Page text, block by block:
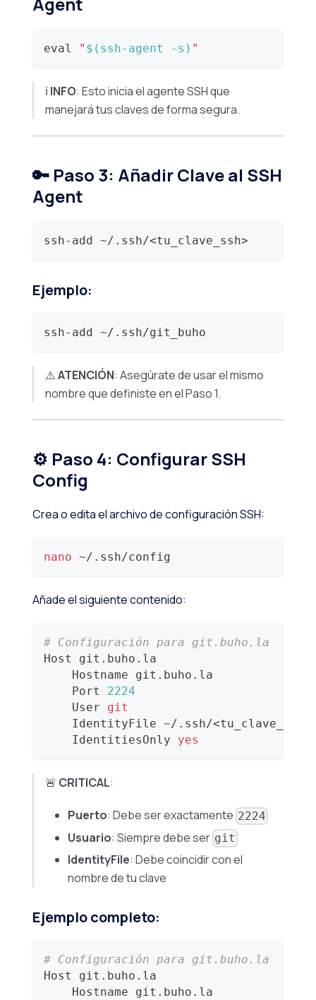
eval " $( ssh-agent -s ) "
ℹ️ INFO: Esto inicia el agente SSH que
manejará tus claves de forma segura.
🔑 Paso 3: Añadir Clave al SSH
Agent
ssh-add ~/.ssh/<tu_clave_ssh>
Ejemplo:
ssh-add ~/.ssh/git_buho
⚠️ATENCIÓN: Asegúrate de usar el mismo
nombre que definiste en el Paso 1.
⚙️ Paso 4: Configurar SSH
Config
Crea o edita el archivo de configuración SSH:
nano ~/.ssh/config
Añade el siguiente contenido:
# Configuración para git.buho.la
Host git.buho.la
    Hostname git.buho.la
    Port
2224
    User
git
    IdentityFile ~/.ssh/
<tu_clave_ssh
    IdentitiesOnly
yes
🚨 CRITICAL:
Puerto: Debe ser exactamente 2224
Usuario: Siempre debe ser git
IdentityFile: Debe coincidir con el
nombre de tu clave
Ejemplo completo:
# Configuración para git.buho.la
Host git.buho.la
    Hostname git.buho.la